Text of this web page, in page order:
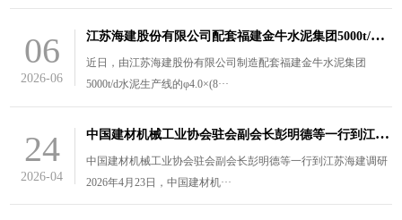
06
2026-06
江
苏海建股份有限公司配套福建金牛水泥集团5000t/d水泥生产线的￠4.0×（8.5+3）m风扫煤磨装车发货
近日，由江苏海建股份有限公司制造配套福建金牛水泥集团
5000t/d水泥生产线的φ4.0×(8···
24
2026-04
中
国建材机械工业协会驻会副会长彭明德等一行到江苏海建调研
中国建材机械工业协会驻会副会长彭明德等一行到江苏海建调研
2026年4月23日，中国建材机···